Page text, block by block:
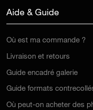
Aide & Guide
Où est ma commande ?
Livraison et retours
Guide encadré galerie
Guide formats
Où peut-on acheter des